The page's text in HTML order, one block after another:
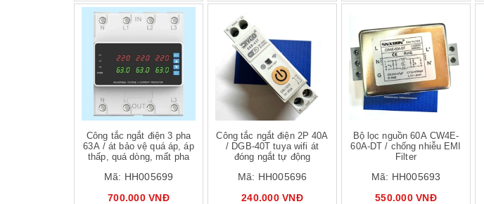
Công tắc ngắt điện 3 pha
63A / át bảo vệ quá áp, áp
thấp, quá dòng, mất pha
Mã: HH005699
700.000 VNĐ
Công tắc ngắt điện 2P 40A
/ DGB-40T tuya wifi át
đóng ngắt tự động
Mã: HH005696
240.000 VNĐ
Bộ lọc nguồn 60A CW4E-
60A-DT / chống nhiễu EMI
Filter
Mã: HH005693
550.000 VNĐ
Mua hàng Mua hàng